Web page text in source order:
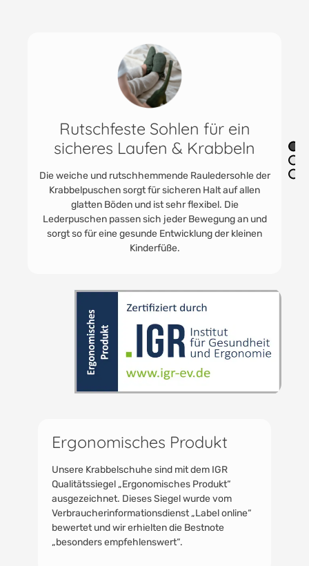
Sohlen für ein
& Krabbeln
Rauledersohle der
sorgt für sicheren Halt auf allen
und ist sehr flexibel. Die
sich jeder Bewegung an und
gesunde Entwicklung der kleinen
Praktisch &
Die praktischen
immer Anwendung.
Babyturnschuhe.
gerne getragen. Für
zum Toben im
Ergonomisches Produkt
Unsere Krabbelschuhe sind mit dem IGR
Qualitätssiegel „Ergonomisches Produkt“
ausgezeichnet. Dieses Siegel wurde vom
Verbraucherinformationsdienst „Label online“
bewertet und wir erhielten die Bestnote
„besonders empfehlenswert“.